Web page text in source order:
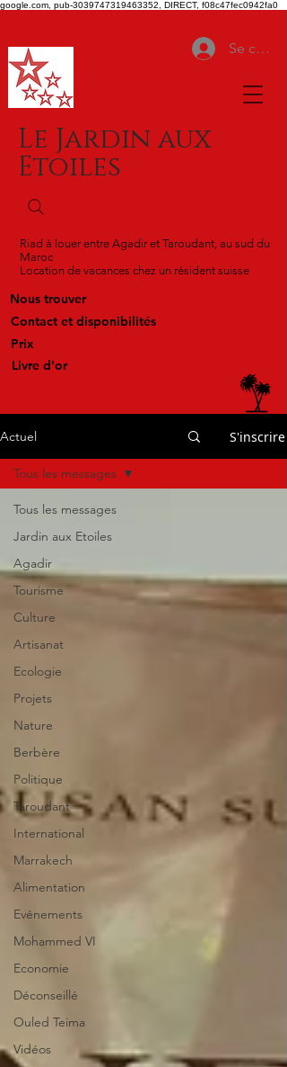
google.com, pub-3039747319463352, DIRECT, f08c47fec0942fa0
Se
Le Jardin aux
Etoiles
Riad à louer entre Agadir et Taroudant, au sud du
Maroc
Location de vacances chez un résident suisse
Nous trouver
Contact et disponibilités
Prix
Livre d'or
Actuel S'inscrire
Tous les messages
Jardin aux Etoiles
Agadir
Tourisme
Culture
Artisanat
Ecologie
Projets
Nature
Berbère
Politique
Taroudant
International
Marrakech
Alimentation
Evénements
Mohammed VI
Economie
Déconseillé
Ouled Teima
Vidéos
Tous les messages